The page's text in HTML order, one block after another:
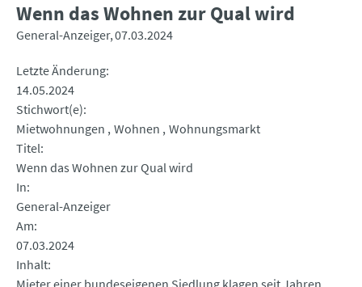
Wenn das Wohnen zur Qual wird
General-Anzeiger 07.03.2024
Letzte Änderung
14.05.2024
Stichwort(e)
Mietwohnungen Wohnen Wohnungsmarkt
Titel
Wenn das Wohnen zur Qual wird
In
General-Anzeiger
Am
07.03.2024
Inhalt